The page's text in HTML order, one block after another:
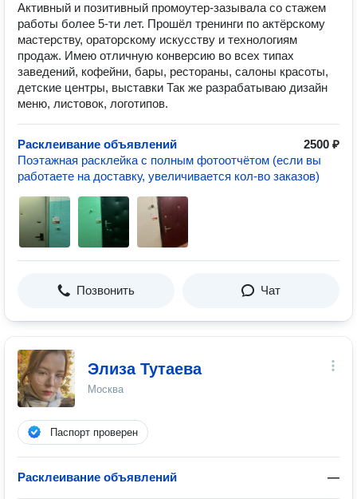
Активный и позитивный промоутер-зазывала со стажем
работы более 5-ти лет. Прошёл тренинги по актёрскому
мастерству, ораторскому искусству и технологиям
продаж. Имею отличную конверсию во всех типах
заведений, кофейни, бары, рестораны, салоны красоты,
детские центры, выставки Так же разрабатываю дизайн
меню, листовок, логотипов.
Расклеивание объявлений
2500 ₽
Поэтажная расклейка с полным фотоотчётом (если вы
работаете на доставку, увеличивается кол-во заказов)
Позвонить Чат
Элиза Тутаева
Москва
Паспорт проверен
Расклеивание объявлений —